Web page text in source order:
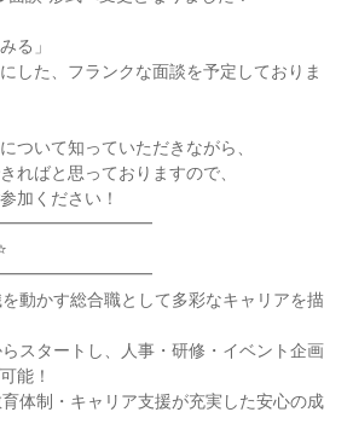
る」
した、フランクな面談を予定しておりま
ついて知っていただきながら、
ればと思っておりますので、
加ください！
動かす総合職として多彩なキャリアを描
スタートし、人事・研修・イベント企画
能！
体制・キャリア支援が充実した安心の成